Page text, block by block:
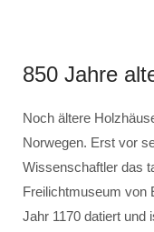
850 Jahre
Noch ältere
Norwegen. Erst vor
Wissenschaftler das
Freilichtmuseum von
Jahr 1170 datiert und